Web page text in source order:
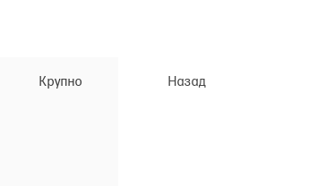
Крупно Назад